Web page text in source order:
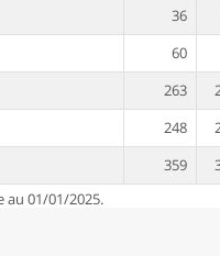
36
60
263
248
359
au 01/01/2025.